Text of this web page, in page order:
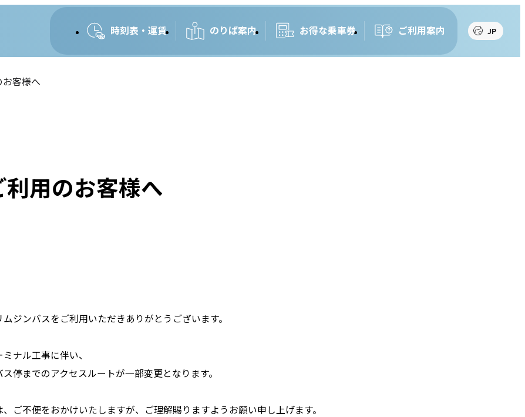
時刻表・運賃 のりば案内 お得な乗車券 ご利用案内
JP
EN 繁 簡 한
客様へ
用のお客様へ
ジンバスをご利用いただきありがとうございます。
ナル工事に伴い、
停までのアクセスルートが一部変更となります。
ご不便をおかけいたしますが、ご理解賜りますようお願い申し上げます。